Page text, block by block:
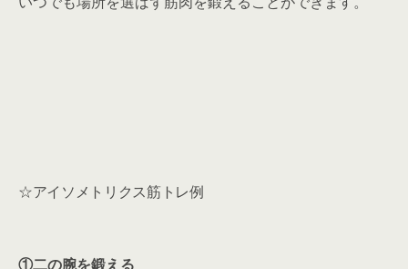
☆アイソメトリクス筋トレ例
①二の腕を鍛える